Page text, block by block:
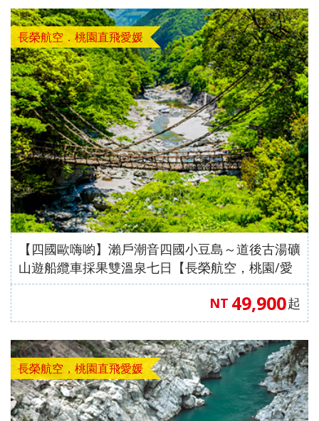
長榮航空．桃園直飛愛媛
【四國歐嗨喲】瀨戶潮音四國小豆島～道後古湯礦
山遊船纜車採果雙溫泉七日【長榮航空，桃園/愛
媛】
NT 49,900起
長榮航空，桃園直飛愛媛